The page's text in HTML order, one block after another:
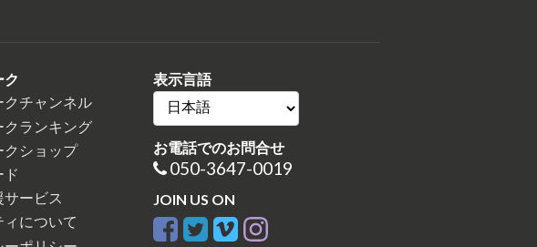
ク
クチャンネル
クランキング
クショップ
ド
ービス
について
表示言語
お電話でのお問合せ
050-3647-0019
JOIN US ON